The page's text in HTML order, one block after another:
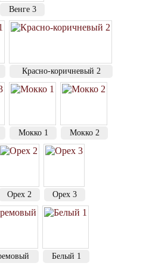
Венге 3
Красно-коричневый 2
Мокко 1 Мокко 2
Орех 2 Орех 3
Белый 1